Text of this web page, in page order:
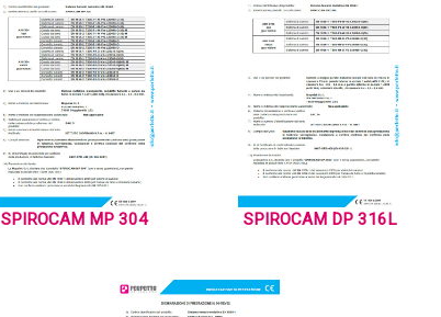
SPIROCAM MP 304 SPIROCAM DP 316L